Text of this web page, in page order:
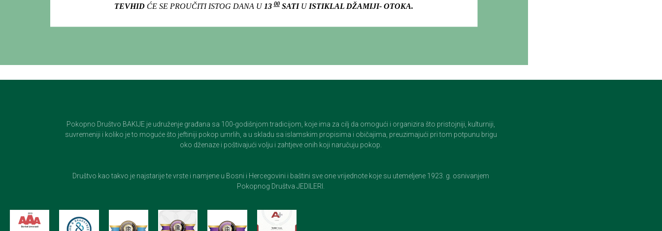
TEVHIDĆE SE PROUČITI ISTOG DANA U 1300SATIU ISTIKLAL DŽAMIJI- OTOKA.
Pokopno Društvo BAKIJE je udruženje građana sa 100-godišnjom tradicijom, koje ima za cilj da omogući i organizira što pristojniji, kulturniji,
suvremeniji i koliko je to moguće što jeftiniji pokop umrlih, a u skladu sa islamskim propisima i običajima, preuzimajući pri tom potpunu brigu
oko dženaze i poštivajući volju i zahtjeve onih koji naručuju pokop.
Društvo kao takvo je najstarije te vrste i namjene u Bosni i Hercegovini i baštini sve one vrijednote koje su utemeljene 1923. g. osnivanjem
Pokopnog Društva JEDILERI.